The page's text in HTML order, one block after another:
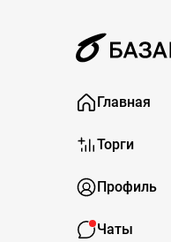
Главная
Торги
Профиль
Чаты